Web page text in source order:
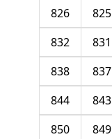
825
826
831
832
837
838
843
844
849
850